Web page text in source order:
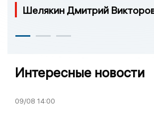
Шелякин Дмитрий
Интересные новости
09/08 14:00